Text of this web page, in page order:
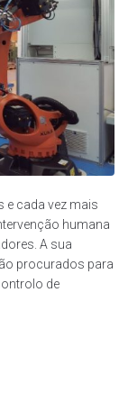
e cada vez mais
humana
A sua
procurados para
de